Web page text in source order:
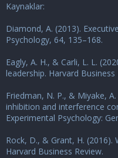
Kaynaklar:
Diamond, A. (2013).
Psychology, 64, 135–168.
Eagly, A. H., & Carli, L. L.
leadership. Harvard Business
Friedman, N. P., & Miyake,
inhibition and interference
Experimental Psychology:
Rock, D., & Grant, H.
Harvard Business Review.